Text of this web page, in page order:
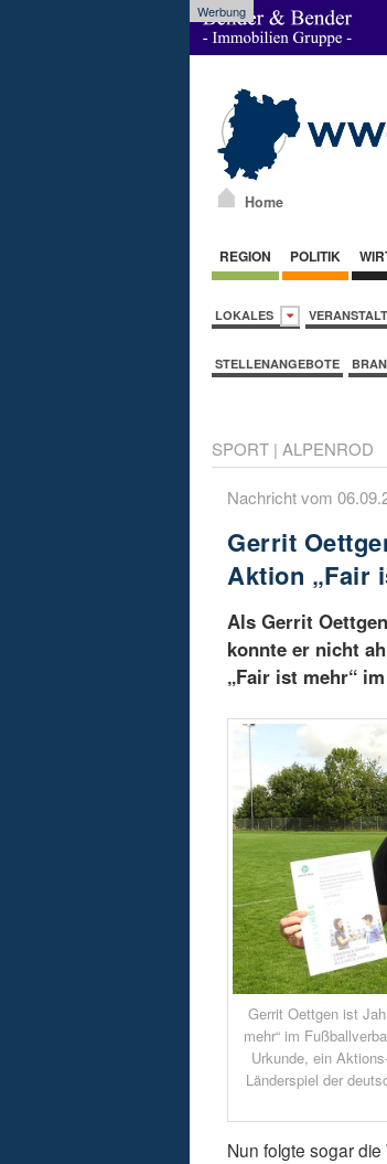
Werbung
Home
REGION POLITIK
LOKALES
STELLENANGEBOTE
SPORT | ALPENROD
Nachricht vom
Gerrit
Aktion „Fair
Als Gerrit
konnte er nicht
„Fair ist mehr“
Gerrit Oettgen ist
mehr“ im
Urkunde, ein
Länderspiel der
Nun folgte sogar